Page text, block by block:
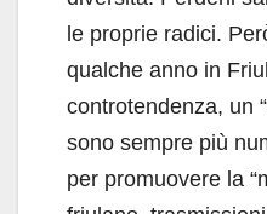
le proprie radici.
qualche anno in
controtendenza, un
sono sempre più
per promuovere la